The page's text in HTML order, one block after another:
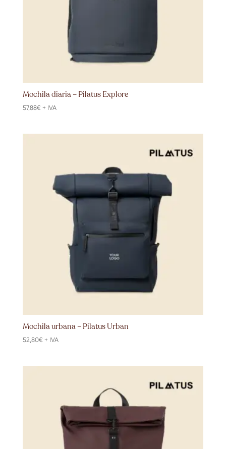
Mochila diaria – Pilatus Explore
57,88€ + IVA
Mochila urbana – Pilatus Urban
52,80€ + IVA